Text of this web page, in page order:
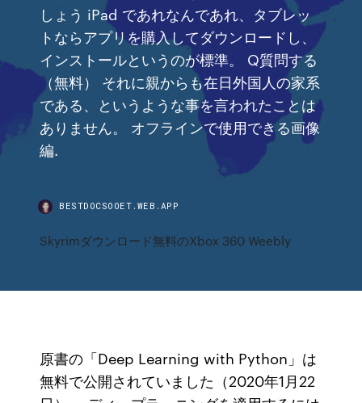
しょう iPad であれなんであれ、タブレッ
トならアプリを購入してダウンロードし、
インストールというのが標準。 Q質問する
（無料） それに親からも在日外国人の家系
である、というような事を言われたことは
ありません。 オフラインで使用できる画像
編.
BESTDOCSOOET.WEB.APP
Skyrimダウンロード無料のXbox 360 Weebly
原書の「Deep Learning with Python」は
無料で公開されていました（2020年1月22